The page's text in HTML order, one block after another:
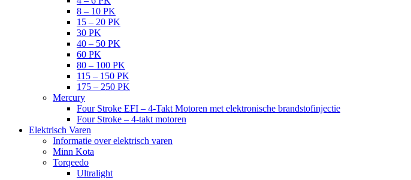
8 – 10 PK
15 – 20 PK
30 PK
40 – 50 PK
60 PK
80 – 100 PK
115 – 150 PK
175 – 250 PK
Mercury
Four Stroke EFI – 4-Takt Motoren met elektronische brandstofinjectie
Four Stroke – 4-takt motoren
Elektrisch Varen
Informatie over elektrisch varen
Minn Kota
Torqeedo
Ultralight